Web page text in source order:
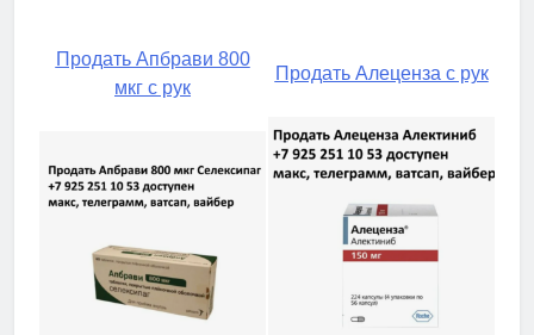
Продать Апбрави 800
мкг с рук
Продать Алеценза с рук